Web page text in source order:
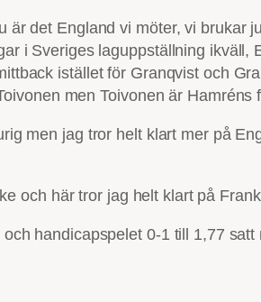
det England vi möter, vi brukar
i Sveriges laguppställning
istället för Granqvist och
men Toivonen är
men jag tror helt klart mer på
och här tror jag helt klart på
handicapspelet 0-1 till 1,77